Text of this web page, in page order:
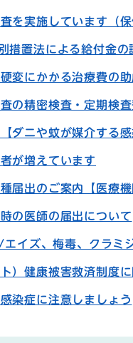
を実施しています（保
措置法による給付金
変にかかる治療費の
の精密検査・定期検
ダニや蚊が媒介する感
が増えています
届出のご案内【医療機
の医師の届出について
イズ、梅毒、クラミ
）健康被害救済制度
染症に注意しましょう